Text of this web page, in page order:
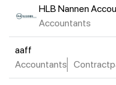
HLB Nannen
Accountants
aaff
Accountants